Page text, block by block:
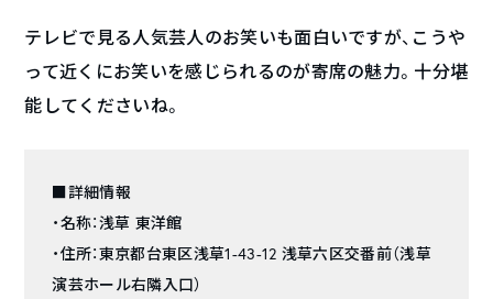
テレビで見る人気芸人のお笑いも面白いですが、こうや
って近くにお笑いを感じられるのが寄席の魅力。十分堪
能してくださいね。
■詳細情報
・名称：浅草 東洋館
・住所：東京都台東区浅草1-43-12 浅草六区交番前（浅草
演芸ホール右隣入口）